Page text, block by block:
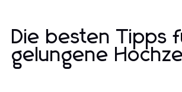
Die besten Tipps
gelungene